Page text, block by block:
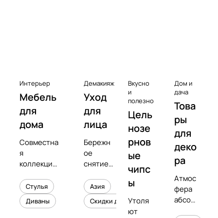
а
р
к
в
и
н
и
л
о
в
Интерьер
Мебель
для
дома
Совместна
я
коллекция
предметны
м
дизайнеро
Стулья
Диваны
Демакияж
Уход
для
лица
Бережн
ое
снятие
и
увлажне
ние
Азия
Скидки до 50%
Вкусно
и
полезно
Цель
нозе
рнов
ые
чипс
ы
Утоля
ют
Дом и
дача
Това
ры
для
деко
ра
Атмос
фера
абсол